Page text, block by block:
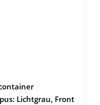
Lichtgrau, Front